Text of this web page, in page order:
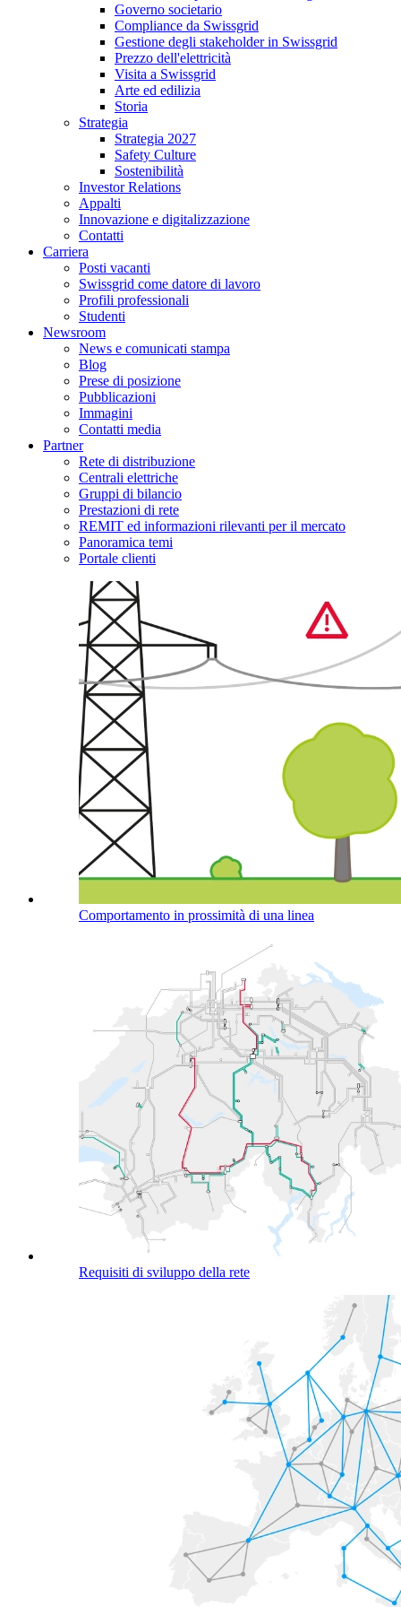
Governo societario
Compliance da Swissgrid
Gestione degli stakeholder in Swissgrid
Prezzo dell'elettricità
Visita a Swissgrid
Arte ed edilizia
Storia
Strategia
Strategia 2027
Safety Culture
Sostenibilità
Investor Relations
Appalti
Innovazione e digitalizzazione
Contatti
Carriera
Posti vacanti
Swissgrid come datore di lavoro
Profili professionali
Studenti
Newsroom
News e comunicati stampa
Blog
Prese di posizione
Pubblicazioni
Immagini
Contatti media
Partner
Rete di distribuzione
Centrali elettriche
Gruppi di bilancio
Prestazioni di rete
REMIT ed informazioni rilevanti per il mercato
Panoramica temi
Portale clienti
Comportamento in prossimità di una linea
Requisiti di sviluppo della rete